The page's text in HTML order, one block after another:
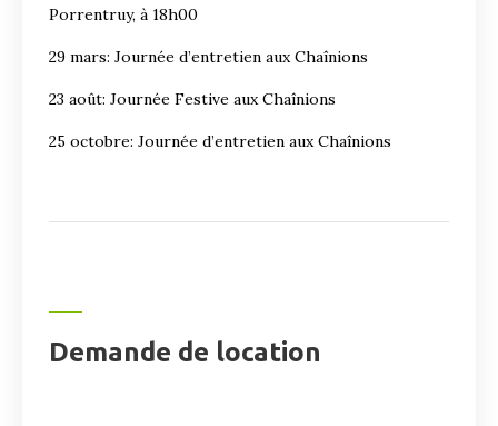
Porrentruy, à 18h00
29 mars: Journée d’entretien aux Chaînions
23 août: Journée Festive aux Chaînions
25 octobre: Journée d’entretien aux Chaînions
Demande de location